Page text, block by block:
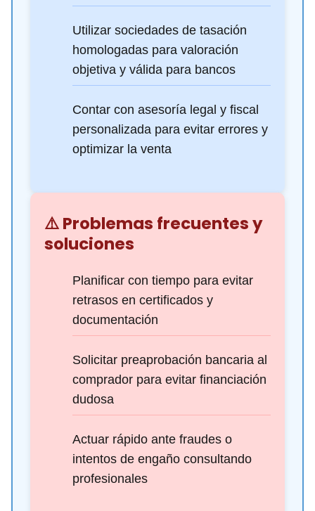
Utilizar sociedades de tasación
homologadas para valoración
objetiva y válida para bancos
Contar con asesoría legal y fiscal
personalizada para evitar errores y
optimizar la venta
⚠️ Problemas frecuentes y
soluciones
Planificar con tiempo para evitar
retrasos en certificados y
documentación
Solicitar preaprobación bancaria al
comprador para evitar financiación
dudosa
Actuar rápido ante fraudes o
intentos de engaño consultando
profesionales